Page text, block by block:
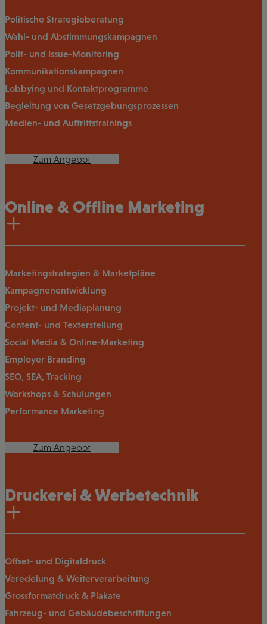
Politische Strategieberatung
Wahl- und Abstimmungskampagnen
Polit- und Issue-Monitoring
Kommunikationskampagnen
Lobbying und Kontaktprogramme
Begleitung von Gesetzgebungsprozessen
Medien- und Auftrittstrainings
Zum Angebot
Online & Offline Marketing
Marketingstrategien & Marketpläne
Kampagnenentwicklung
Projekt- und Mediaplanung
Content- und Texterstellung
Social Media & Online-Marketing
Employer Branding
SEO, SEA, Tracking
Workshops & Schulungen
Performance Marketing
Zum Angebot
Druckerei & Werbetechnik
Offset- und Digitaldruck
Veredelung & Weiterverarbeitung
Grossformatdruck & Plakate
Fahrzeug- und Gebäudebeschriftungen